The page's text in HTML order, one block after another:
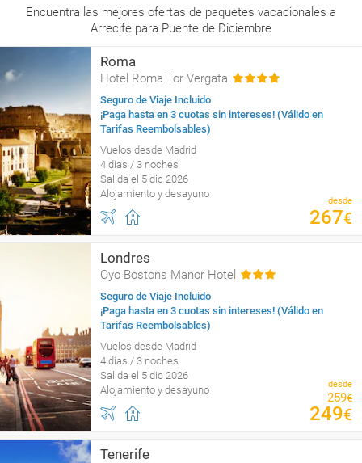
Encuentra las mejores ofertas de paquetes vacacionales a
Arrecife para Puente de Diciembre
Roma
Hotel Roma Tor Vergata
Seguro de Viaje Incluido
¡Paga hasta en 3 cuotas sin intereses! (Válido en
Tarifas Reembolsables)
Vuelos desde Madrid
4 días / 3 noches
Salida el 5 dic 2026
Alojamiento y desayuno
desde
267€
Londres
Oyo Bostons Manor Hotel
Seguro de Viaje Incluido
¡Paga hasta en 3 cuotas sin intereses! (Válido en
Tarifas Reembolsables)
Vuelos desde Madrid
4 días / 3 noches
Salida el 5 dic 2026
Alojamiento y desayuno
desde
259€
249€
Tenerife